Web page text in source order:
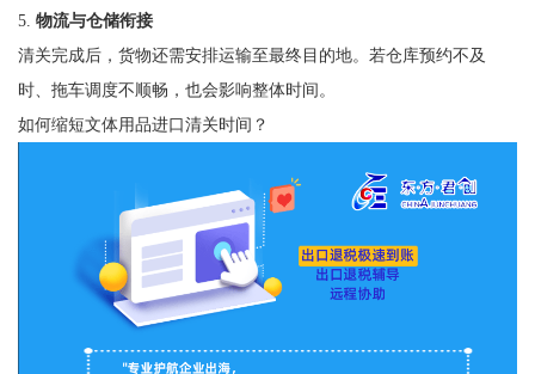
5. 物流与仓储衔接
清关完成后，货物还需安排运输至最终目的地。若仓库预约不及
时、拖车调度不顺畅，也会影响整体时间。
如何缩短文体用品进口清关时间？